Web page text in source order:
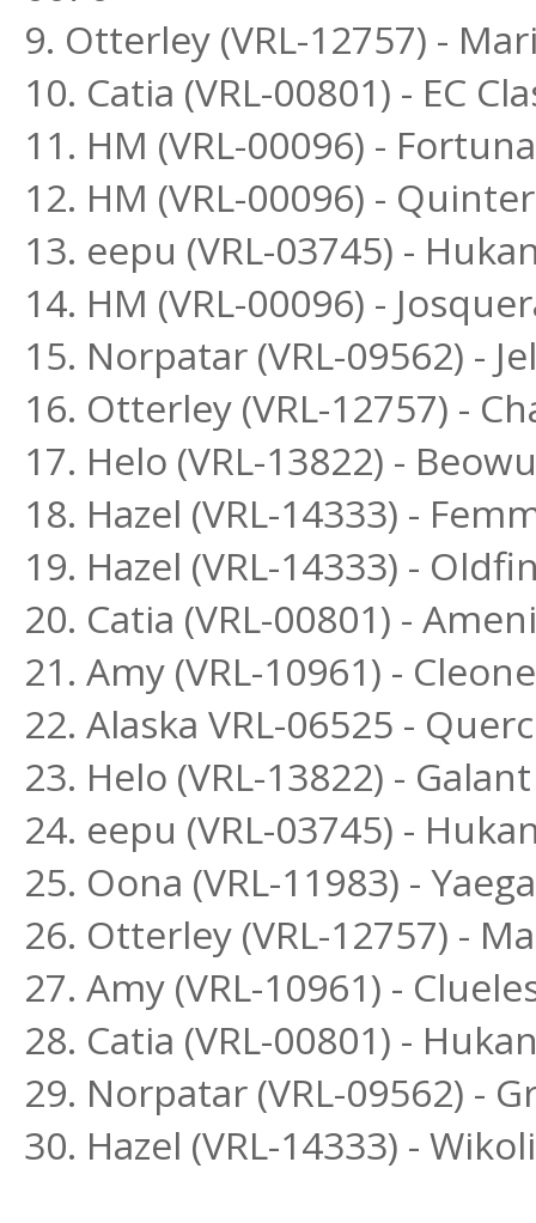
9. Otterley (VRL-12757) -
10. Catia (VRL-00801) - EC
11. HM (VRL-00096) -
12. HM (VRL-00096) -
13. eepu (VRL-03745) -
14. HM (VRL-00096) -
15. Norpatar (VRL-09562) -
16. Otterley (VRL-12757) -
17. Helo (VRL-13822) -
18. Hazel (VRL-14333) -
19. Hazel (VRL-14333) -
20. Catia (VRL-00801) -
21. Amy (VRL-10961) -
22. Alaska VRL-06525 -
23. Helo (VRL-13822) -
24. eepu (VRL-03745) -
25. Oona (VRL-11983) -
26. Otterley (VRL-12757) -
27. Amy (VRL-10961) -
28. Catia (VRL-00801) -
29. Norpatar (VRL-09562) -
30. Hazel (VRL-14333) -